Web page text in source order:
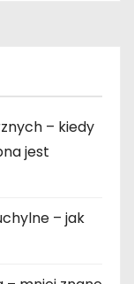
– kiedy
jest
– jak